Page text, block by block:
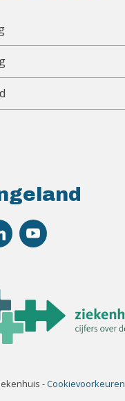
-Cookievoorkeuren